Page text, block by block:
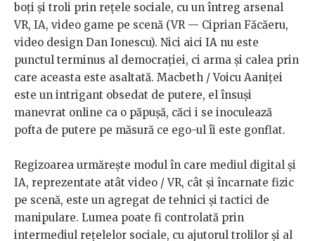
boți și troli prin rețele sociale, cu un întreg arsenal
VR, IA, video game pe scenă (VR — Ciprian Făcăeru,
video design Dan Ionescu). Nici aici IA nu este
punctul terminus al democrației, ci arma și calea prin
care aceasta este asaltată. Macbeth / Voicu Aaniței
este un intrigant obsedat de putere, el însuși
manevrat online ca o păpușă, căci i se inoculează
pofta de putere pe măsură ce ego-ul îi este gonflat.
Regizoarea urmărește modul în care mediul digital și
IA, reprezentate atât video / VR, cât și încarnate fizic
pe scenă, este un agregat de tehnici și tactici de
manipulare. Lumea poate fi controlată prin
intermediul rețelelor sociale, cu ajutorul trolilor și al